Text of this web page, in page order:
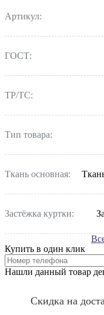
Артикул:
ГОСТ:
ТР/ТС:
Тип товара:
Ткань основная:
Застёжка куртки:
Купить в один клик
Нашли данный товар
Скидка на